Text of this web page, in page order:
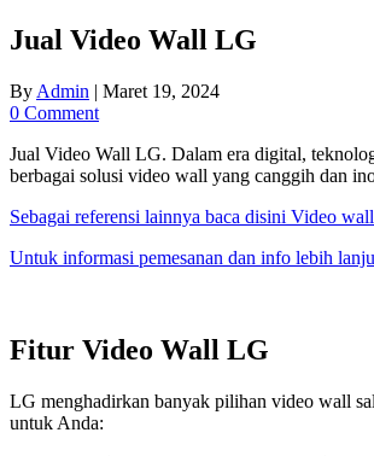
Jual Video Wall LG
By Admin | Maret 19, 2024
0 Comment
Jual Video Wall LG. Dalam era digital,
berbagai solusi video wall yang canggih dan
Sebagai referensi lainnya baca disini Video
Untuk informasi pemesanan dan info lebih
Fitur Video Wall LG
LG menghadirkan banyak pilihan video wall
untuk Anda: